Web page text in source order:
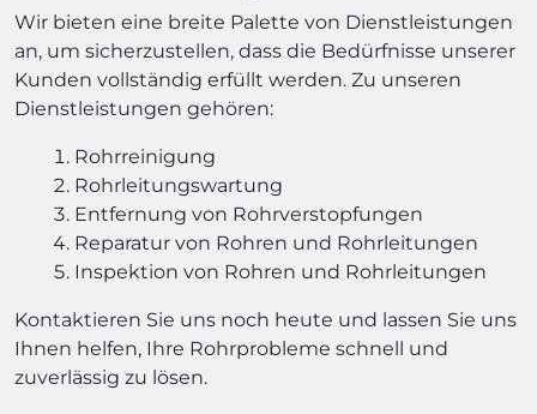
Wir bieten eine breite Palette von Dienstleistungen
an, um sicherzustellen, dass die Bedürfnisse unserer
Kunden vollständig erfüllt werden. Zu unseren
Dienstleistungen gehören:
Rohrreinigung
Rohrleitungswartung
Entfernung von Rohrverstopfungen
Reparatur von Rohren und Rohrleitungen
Inspektion von Rohren und Rohrleitungen
Kontaktieren Sie uns noch heute und lassen Sie uns
Ihnen helfen, Ihre Rohrprobleme schnell und
zuverlässig zu lösen.